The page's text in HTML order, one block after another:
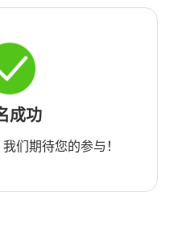
成功
们期待您的参与！